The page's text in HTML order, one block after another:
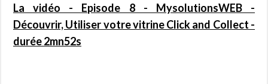
La vidéo - Episode 8 - MysolutionsWEB -
Découvrir, Utiliser votre vitrine Click and Collect -
durée 2mn52s